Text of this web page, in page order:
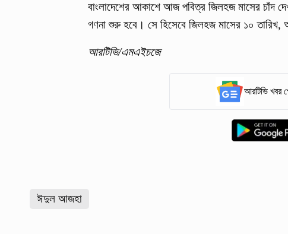
বাংলাদেশের আকাশে আজ পবিত্র জিলহজ মাসের চাঁদ
গণনা শুরু হবে। সে হিসেবে জিলহজ মাসের ১০ তারিখ,
আরটিভি/এমএইচজে
আরটিভি খবর
ঈদুল আজহা